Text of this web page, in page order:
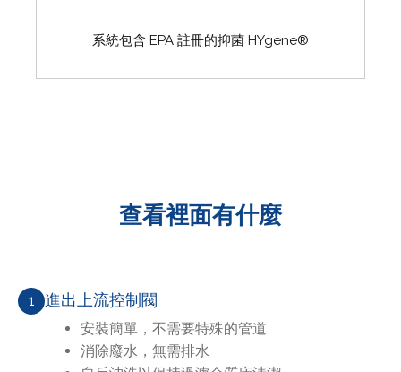
系統包含 EPA 註冊的抑菌 HYgene®
查看裡面有什麼
1 進出上流控制閥
安裝簡單，不需要特殊的管道
消除廢水，無需排水